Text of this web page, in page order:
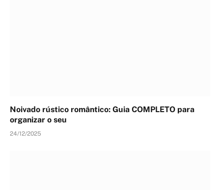
Noivado rústico romântico: Guia COMPLETO para
organizar o seu
24/12/2025